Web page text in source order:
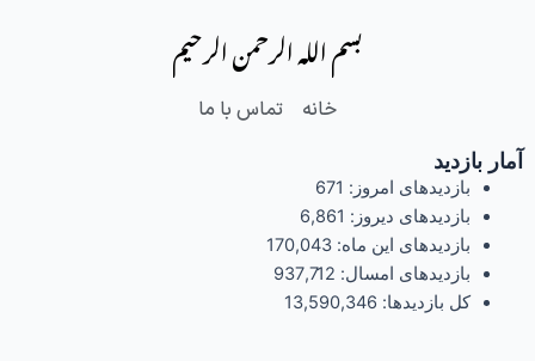
بسم الله الرحمن الرحیم
خانه تماس با ما
آمار بازدید
بازدیدهای امروز: 671
بازدیدهای دیروز: 6,861
بازدیدهای این ماه: 170,043
بازدیدهای امسال: 937,712
کل بازدیدها: 13,590,346